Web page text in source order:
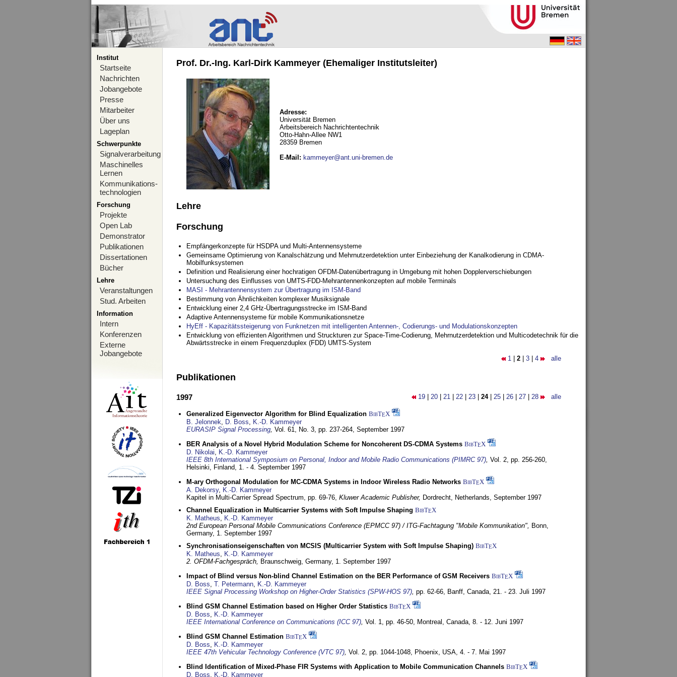
Institut
Startseite
Nachrichten
Jobangebote
Presse
Mitarbeiter
Über uns
Lageplan
Schwerpunkte
Signalverarbeitung
Maschinelles
Lernen
Kommunikations-
technologien
Forschung
Projekte
Open Lab
Demonstrator
Publikationen
Dissertationen
Bücher
Lehre
Veranstaltungen
Stud. Arbeiten
Information
Intern
Konferenzen
Externe
Jobangebote
Prof. Dr.-Ing. Karl-Dirk Kammeyer (Ehemaliger Institutsleiter)
Adresse:
Universität Bremen
Arbeitsbereich Nachrichtentechnik
Otto-Hahn-Allee NW1
28359 Bremen
E-Mail : kammeyer@ant.uni-bremen.de
Lehre
Forschung
Empfängerkonzepte für HSDPA und Multi-Antennensysteme
Gemeinsame Optimierung von Kanalschätzung und Mehrnutzerdetektion unter Einbeziehung der Kanalkodierung in CDMA-
Mobilfunksystemen
Definition und Realisierung einer hochratigen OFDM-Datenübertragung in Umgebung mit hohen Dopplerverschiebungen
Untersuchung des Einflusses von UMTS-FDD-Mehrantennenkonzepten auf mobile Terminals
MASI - Mehrantennensystem zur Übertragung im ISM-Band
Bestimmung von Ähnlichkeiten komplexer Musiksignale
Entwicklung einer 2,4 GHz-Übertragungsstrecke im ISM-Band
Adaptive Antennensysteme für mobile Kommunikationsnetze
HyEff - Kapazitätssteigerung von Funknetzen mit intelligenten Antennen-, Codierungs- und Modulationskonzepten
Entwicklung von effizienten Algorithmen und Struckturen zur Space-Time-Codierung, Mehrnutzerdetektion und Multicodetechnik für die
Abwärtsstrecke in einem Frequenzduplex (FDD) UMTS-System
1 2 3 4 alle
Publikationen
19 20 21 22 23 24| 25 26 27 28 alle
1997
Generalized Eigenvector Algorithm for Blind Equalization BibTEX
B. Jelonnek, D. Boss, K.-D. Kammeyer
EURASIP Signal Processing, Vol. 61, No. 3, pp. 237-264, September 1997
BER Analysis of a Novel Hybrid Modulation Scheme for Noncoherent DS-CDMA Systems BibTEX
D. Nikolai, K.-D. Kammeyer
IEEE 8th International Symposium on Personal, Indoor and Mobile Radio Communications (PIMRC 97), Vol. 2, pp. 256-260,
Helsinki, Finland, 1. - 4. September 1997
M-ary Orthogonal Modulation for MC-CDMA Systems in Indoor Wireless Radio Networks BibTEX
A. Dekorsy, K.-D. Kammeyer
Kapitel in Multi-Carrier Spread Spectrum, pp. 69-76, Kluwer Academic Publisher, Dordrecht, Netherlands, September 1997
Channel Equalization in Multicarrier Systems with Soft Impulse Shaping BibTEX
K. Matheus, K.-D. Kammeyer
2nd European Personal Mobile Communications Conference (EPMCC 97) / ITG-Fachtagung "Mobile Kommunikation", Bonn,
Germany, 1. September 1997
Synchronisationseigenschaften von MCSIS (Multicarrier System with Soft Impulse Shaping) BibTEX
K. Matheus, K.-D. Kammeyer
2. OFDM-Fachgespräch, Braunschweig, Germany, 1. September 1997
Impact of Blind versus Non-blind Channel Estimation on the BER Performance of GSM Receivers BibTEX
D. Boss, T. Petermann, K.-D. Kammeyer
IEEE Signal Processing Workshop on Higher-Order Statistics (SPW-HOS 97), pp. 62-66, Banff, Canada, 21. - 23. Juli 1997
Blind GSM Channel Estimation based on Higher Order Statistics BibTEX
D. Boss, K.-D. Kammeyer
IEEE International Conference on Communications (ICC 97), Vol. 1, pp. 46-50, Montreal, Canada, 8. - 12. Juni 1997
Blind GSM Channel Estimation BibTEX
D. Boss, K.-D. Kammeyer
IEEE 47th Vehicular Technology Conference (VTC 97), Vol. 2, pp. 1044-1048, Phoenix, USA, 4. - 7. Mai 1997
Blind Identification of Mixed-Phase FIR Systems with Application to Mobile Communication Channels BibTEX
D. Boss, K.-D. Kammeyer